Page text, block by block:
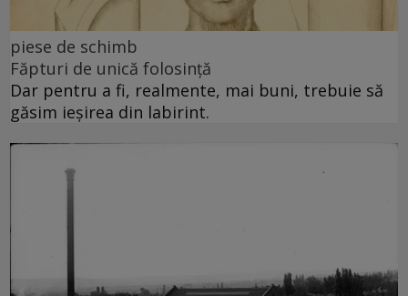
piese de schimb
Făpturi de unică folosință
Dar pentru a fi, realmente, mai buni, trebuie să
găsim ieșirea din labirint.